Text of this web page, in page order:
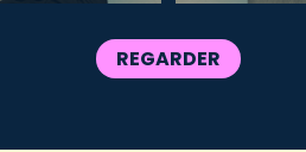
REGARDER